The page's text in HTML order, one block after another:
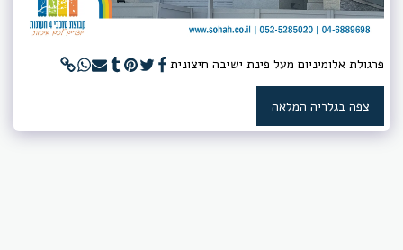
פרגולת אלומיניום מעל פינת ישיבה חיצונית
צפה בגלריה המלאה